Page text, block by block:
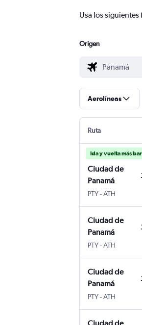
Usa los
Origen
Aerolíneas
Ruta
Ida y vuelta más
Ciudad de
Panamá
PTYCiudad de
-ATH
Ciudad de
Panamá
PTYCiudad de
-ATH
Ciudad de
Panamá
PTYCiudad de
-ATH